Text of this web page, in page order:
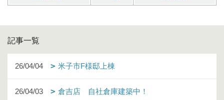
記事一覧
26/04/04 米子市F様邸上棟
26/04/03 倉吉店 自社倉庫建築中！